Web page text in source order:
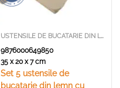
USTENSILE DE BUCATARIE DIN LEMN SI BAMBUS
9876000649850
35 x 20 x 7 cm
Set 5 ustensile de
bucatarie din lemn cu